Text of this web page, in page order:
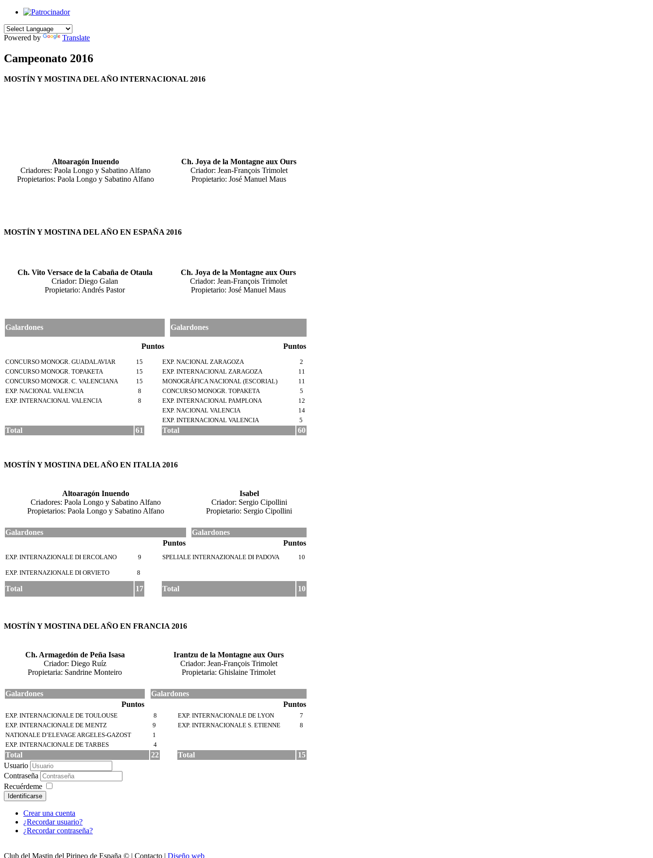
Powered by Translate
Campeonato 2016
MOSTÍN Y MOSTINA DEL AÑO INTERNACIONAL 2016
Altoaragón Inuendo
Criadores: Paola Longo y Sabatino Alfano
Propietarios: Paola Longo y Sabatino Alfano
Ch. Joya de la Montagne aux Ours
Criador: Jean-François Trimolet
Propietario: José Manuel Maus
MOSTÍN Y MOSTINA DEL AÑO EN ESPAÑA 2016
Ch. Vito Versace de la Cabaña de Otaula
Criador: Diego Galan
Propietario: Andrés Pastor
Ch. Joya de la Montagne aux Ours
Criador: Jean-François Trimolet
Propietario: José Manuel Maus
Galardones Galardones
Puntos Puntos
CONCURSO MONOGR. GUADALAVIAR 15 EXP. NACIONAL ZARAGOZA
2
CONCURSO MONOGR. TOPAKETA
15 EXP. INTERNACIONAL ZARAGOZA
11
CONCURSO MONOGR. C. VALENCIANA
15 MONOGRÁFICA NACIONAL (ESCORIAL)
11
EXP. NACIONAL VALENCIA
8 CONCURSO MONOGR. TOPAKETA
5
EXP. INTERNACIONAL VALENCIA
8 EXP. INTERNACIONAL PAMPLONA
12
EXP. NACIONAL VALENCIA
14
EXP. INTERNACIONAL VALENCIA
5
Total 61 Total 60
MOSTÍN Y MOSTINA DEL AÑO EN ITALIA 2016
Altoaragón Inuendo
Criadores: Paola Longo y Sabatino Alfano
Propietarios: Paola Longo y Sabatino Alfano
Isabel
Criador: Sergio Cipollini
Propietario: Sergio Cipollini
Galardones
Galardones
Puntos
Puntos
EXP. INTERNAZIONALE DI ERCOLANO 9 SPELIALE INTERNAZIONALE DI PADOVA 10
EXP. INTERNAZIONALE DI ORVIETO 8
Total 17 Total 10
MOSTÍN Y MOSTINA DEL AÑO EN FRANCIA 2016
Ch. Armagedón de Peña Isasa
Criador: Diego Ruíz
Propietaria: Sandrine Monteiro
Irantzu de la Montagne aux Ours
Criador: Jean-François Trimolet
Propietaria: Ghislaine Trimolet
Galardones
Galardones
Puntos
Puntos
EXP. INTERNACIONALE DE TOULOUSE 8 EXP. INTERNACIONALE DE LYON
7
EXP. INTERNACIONALE DE MENTZ
9 EXP. INTERNACIONALE S. ETIENNE
8
NATIONALE D’ELEVAGE ARGELES-GAZOST
1
EXP. INTERNACIONALE DE TARBES
4
Total 22 Total
15
Usuario
Contraseña
Recuérdeme
Identificarse
Crear una cuenta
¿Recordar usuario?
¿Recordar contraseña?
Club del Mastin del Pirineo de España © | Contacto | Diseño web